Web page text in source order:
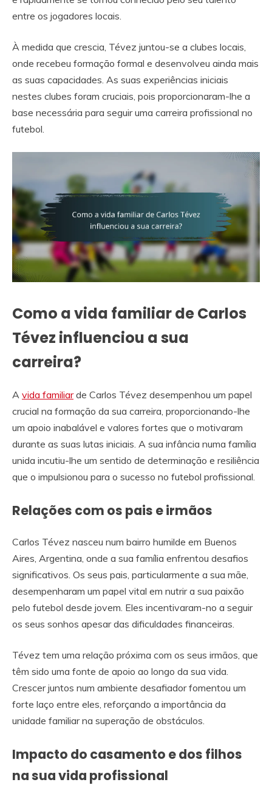
entre os jogadores locais.
À medida que crescia, Tévez juntou-se a clubes locais,
onde recebeu formação formal e desenvolveu ainda mais
as suas capacidades. As suas experiências iniciais
nestes clubes foram cruciais, pois proporcionaram-lhe a
base necessária para seguir uma carreira profissional no
futebol.
Como a vida familiar de Carlos
Tévez influenciou a sua
carreira?
A vida familiarde Carlos Tévez desempenhou um papel
crucial na formação da sua carreira, proporcionando-lhe
um apoio inabalável e valores fortes que o motivaram
durante as suas lutas iniciais. A sua infância numa família
unida incutiu-lhe um sentido de determinação e resiliência
que o impulsionou para o sucesso no futebol profissional.
Relações com os pais e irmãos
Carlos Tévez nasceu num bairro humilde em Buenos
Aires, Argentina, onde a sua família enfrentou desafios
significativos. Os seus pais, particularmente a sua mãe,
desempenharam um papel vital em nutrir a sua paixão
pelo futebol desde jovem. Eles incentivaram-no a seguir
os seus sonhos apesar das dificuldades financeiras.
Tévez tem uma relação próxima com os seus irmãos, que
têm sido uma fonte de apoio ao longo da sua vida.
Crescer juntos num ambiente desafiador fomentou um
forte laço entre eles, reforçando a importância da
unidade familiar na superação de obstáculos.
Impacto do casamento e dos filhos
na sua vida profissional